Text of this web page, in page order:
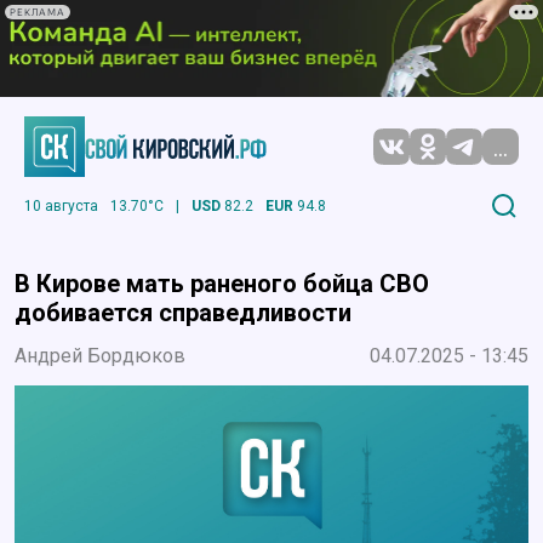
РЕКЛАМА
...
10 августа 13.70°C | USD 82.2 EUR 94.8
В Кирове мать раненого бойца СВО
добивается справедливости
Андрей Бордюков 04.07.2025 - 13:45